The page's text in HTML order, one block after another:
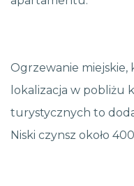
Ogrzewanie miejskie,
lokalizacja w pobliżu
turystycznych to
Niski czynsz około 400